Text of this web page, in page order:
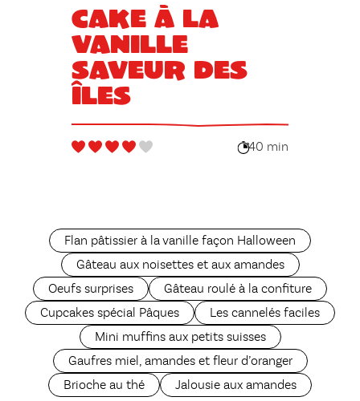
Cake à la
vanille
saveur des
îles
40 min
Flan pâtissier à la vanille façon Halloween
Gâteau aux noisettes et aux amandes
Oeufs surprises
Gâteau roulé à la confiture
Cupcakes spécial Pâques
Les cannelés faciles
Mini muffins aux petits suisses
Gaufres miel, amandes et fleur d’oranger
Brioche au thé
Jalousie aux amandes